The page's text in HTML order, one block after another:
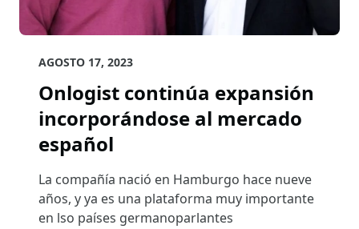
AGOSTO 17, 2023
Onlogist continúa expansión
incorporándose al mercado
español
La compañía nació en Hamburgo hace nueve
años, y ya es una plataforma muy importante
en lso países germanoparlantes